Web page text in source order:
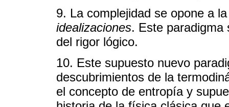
9. La complejidad se opone a
idealizaciones. Este paradigma
del rigor lógico.
10. Este supuesto nuevo
descubrimientos de la
el concepto de entropía y